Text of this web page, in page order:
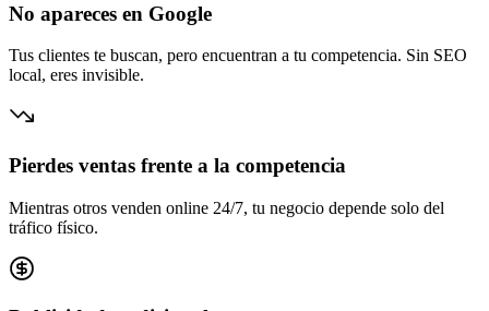
No apareces en Google
Tus clientes te buscan, pero encuentran a tu competencia. Sin SEO
local, eres invisible.
Pierdes ventas frente a la competencia
Mientras otros venden online 24/7, tu negocio depende solo del
tráfico físico.